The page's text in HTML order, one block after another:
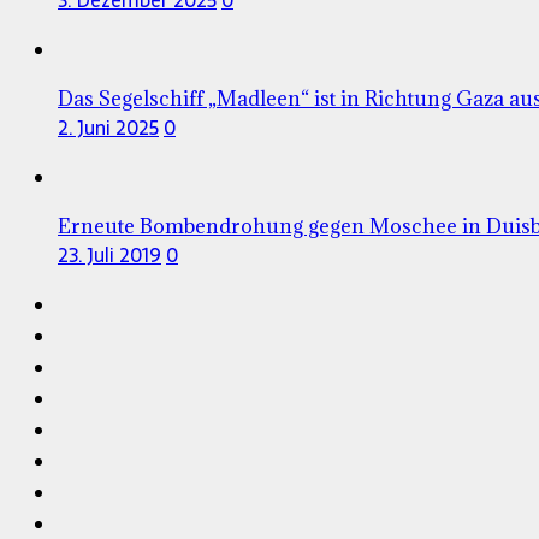
Das Segelschiff „Madleen“ ist in Richtung Gaza
2. Juni 20250
Erneute Bombendrohung gegen Moschee in
23. Juli 2019 0